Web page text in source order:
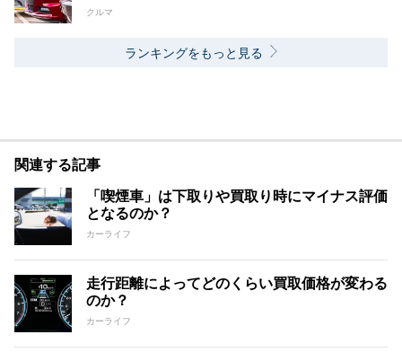
クルマ
ランキングをもっと見る
関連する記事
「喫煙車」は下取りや買取り時にマイナス評価
となるのか？
カーライフ
走行距離によってどのくらい買取価格が変わる
のか？
カーライフ